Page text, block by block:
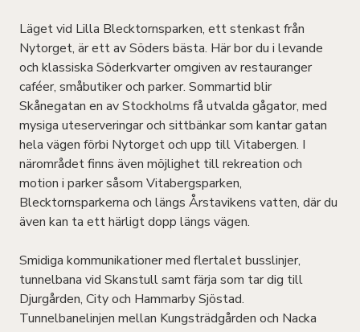
Läget vid Lilla Blecktornsparken, ett stenkast från
Nytorget, är ett av Söders bästa. Här bor du i levande
och klassiska Söderkvarter omgiven av restauranger
caféer, småbutiker och parker. Sommartid blir
Skånegatan en av Stockholms få utvalda gågator, med
mysiga uteserveringar och sittbänkar som kantar gatan
hela vägen förbi Nytorget och upp till Vitabergen. I
närområdet finns även möjlighet till rekreation och
motion i parker såsom Vitabergsparken,
Blecktornsparkerna och längs Årstavikens vatten, där du
även kan ta ett härligt dopp längs vägen.
Smidiga kommunikationer med flertalet busslinjer,
tunnelbana vid Skanstull samt färja som tar dig till
Djurgården, City och Hammarby Sjöstad.
Tunnelbanelinjen mellan Kungsträdgården och Nacka